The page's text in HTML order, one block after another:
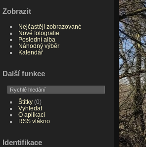
Zobrazit
Nejčastěji zobrazované
Nové fotografie
Poslední alba
Náhodný výběr
Kalendář
Další funkce
Štítky(0)
Vyhledat
O aplikaci
RSS vlákno
Identifikace